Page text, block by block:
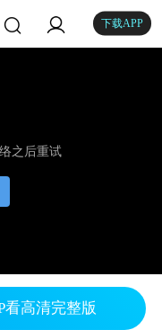
下载APP
之后重试
看高清完整版